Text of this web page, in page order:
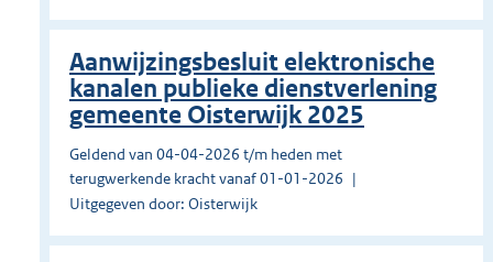
Aanwijzingsbesluit elektronische
kanalen publieke dienstverlening
gemeente Oisterwijk 2025
Geldend van 04-04-2026 t/m heden met
terugwerkende kracht vanaf 01-01-2026
Uitgegeven door: Oisterwijk